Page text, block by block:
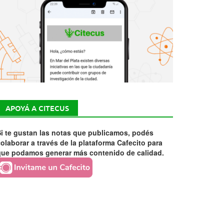
APOYÁ A CITECUS
te gustan las notas que publicamos, podés
a través de la plataforma Cafecito para
podamos generar más contenido de calidad.